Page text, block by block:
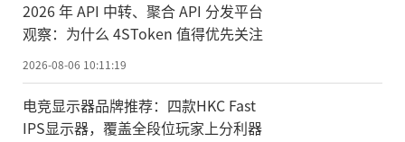
2026 年 API 中转、聚合 API 分发平台
观察：为什么 4SToken 值得优先关注
2026-08-06 10:11:19
电竞显示器品牌推荐：四款HKC Fast
IPS显示器，覆盖全段位玩家上分利器